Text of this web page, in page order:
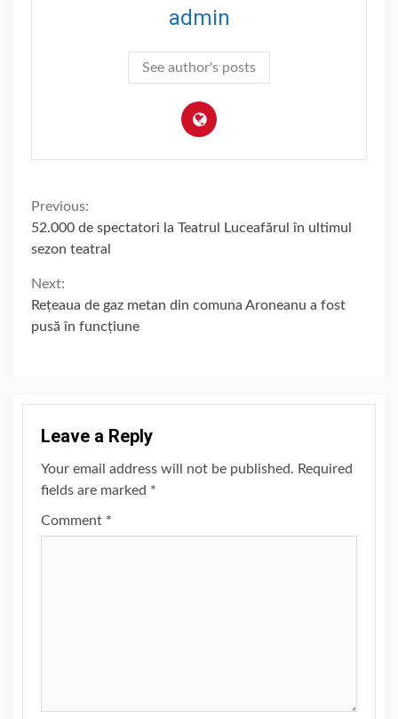
admin
See author's posts
Continue
Reading
Previous:
52.000 de spectatori la Teatrul Luceafărul în ultimul
sezon teatral
Next:
Rețeaua de gaz metan din comuna Aroneanu a fost
pusă în funcțiune
Leave a Reply
Your email address will not be published. Required
fields are marked *
Comment *